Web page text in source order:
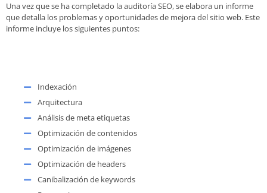
Una vez que se ha completado la auditoría SEO, se elabora un informe
que detalla los problemas y oportunidades de mejora del sitio web. Este
informe incluye los siguientes puntos:
Indexación
Arquitectura
Análisis de meta etiquetas
Optimización de contenidos
Optimización de imágenes
Optimización de headers
Canibalización de keywords